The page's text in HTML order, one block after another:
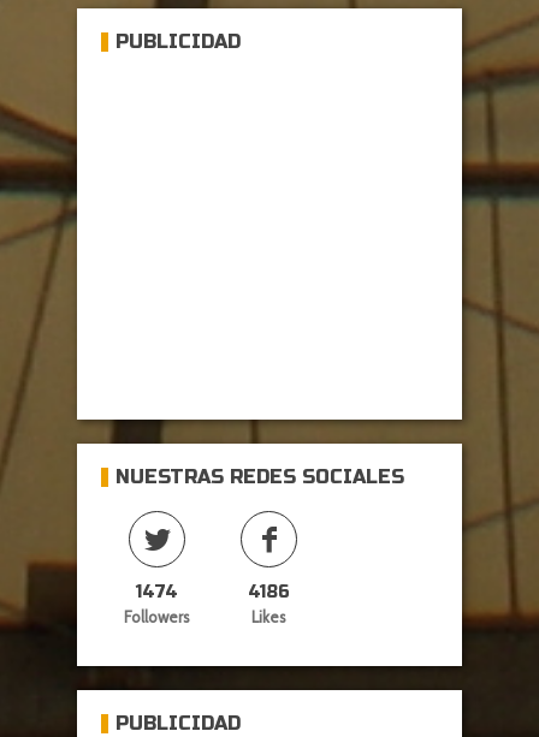
PUBLICIDAD
NUESTRAS REDES SOCIALES
1474
Followers
4186
Likes
PUBLICIDAD